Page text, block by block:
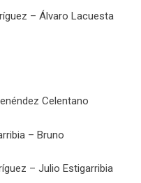
– Álvaro Lacuesta
Celentano
– Bruno
– Julio Estigarribia